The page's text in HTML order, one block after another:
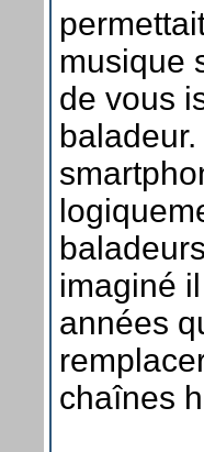
musique
de vous
imaginé
années
chaînes